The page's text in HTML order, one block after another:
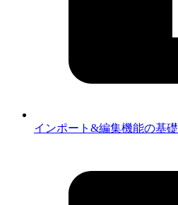
インポート&編集機能の基礎